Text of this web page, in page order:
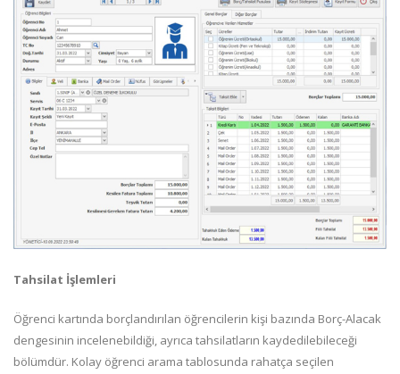
Tahsilat İşlemleri
Öğrenci kartında borçlandırılan öğrencilerin kişi bazında Borç-Alacak
dengesinin incelenebildiği, ayrıca tahsilatların kaydedilebileceği
bölümdür. Kolay öğrenci arama tablosunda rahatça seçilen